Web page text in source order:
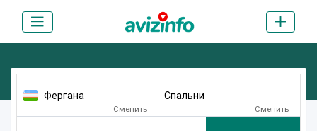
Фергана
Сменить
Спальни
Сменить